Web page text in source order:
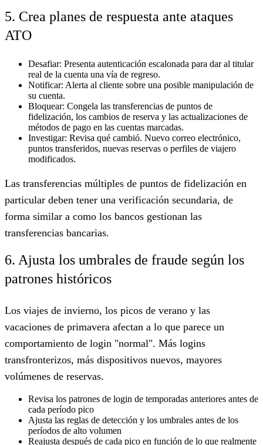
5. Crea planes de respuesta ante ataques
ATO
Desafiar: Presenta autenticación escalonada para dar al titular
real de la cuenta una vía de regreso.
Notificar: Alerta al cliente sobre una posible manipulación de
su cuenta.
Bloquear: Congela las transferencias de puntos de
fidelización, los cambios de reserva y las actualizaciones de
métodos de pago en las cuentas marcadas.
Investigar: Revisa qué cambió. Nuevo correo electrónico,
puntos transferidos, nuevas reservas o perfiles de viajero
modificados.
Las transferencias múltiples de puntos de fidelización en
particular deben tener una verificación secundaria, de
forma similar a como los bancos gestionan las
transferencias bancarias.
6. Ajusta los umbrales de fraude según los
patrones históricos
Los viajes de invierno, los picos de verano y las
vacaciones de primavera afectan a lo que parece un
comportamiento de login "normal". Más logins
transfronterizos, más dispositivos nuevos, mayores
volúmenes de reservas.
Revisa los patrones de login de temporadas anteriores antes de
cada período pico
Ajusta las reglas de detección y los umbrales antes de los
períodos de alto volumen
Reajusta después de cada pico en función de lo que realmente